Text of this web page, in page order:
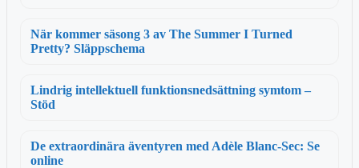
När kommer säsong 3 av The Summer I Turned
Pretty? Släppschema
Lindrig intellektuell funktionsnedsättning symtom –
Stöd
De extraordinära äventyren med Adèle Blanc-Sec: Se
online